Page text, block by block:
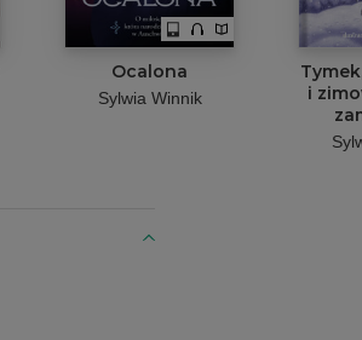
Ocalona
Sylwia Winnik
i